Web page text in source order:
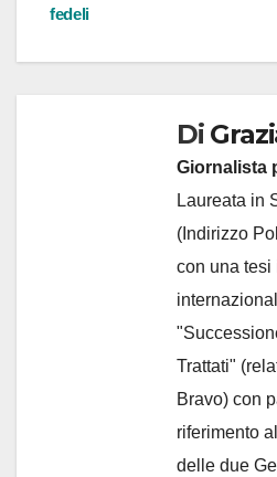
fedeli
Di
Giornalista
Laureata in
(Indirizzo
con una tesi
Trattati"
Bravo) con
riferimento
delle due